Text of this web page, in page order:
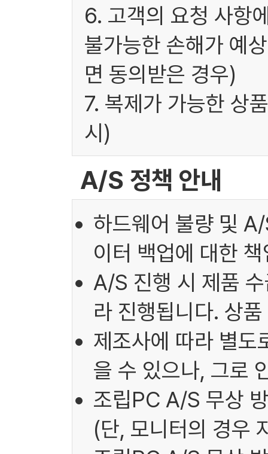
6. 고객의 요청 사항
불가능한 손해가 예
면 동의받은 경우)
7. 복제가 가능한 상
시)
A/S 정책 안내
하드웨어 불량 및
이터 백업에 대한
A/S 진행 시 제품
라 진행됩니다. 상
제조사에 따라 별
을 수 있으나, 그로
조립PC A/S 무상
(단, 모니터의 경우